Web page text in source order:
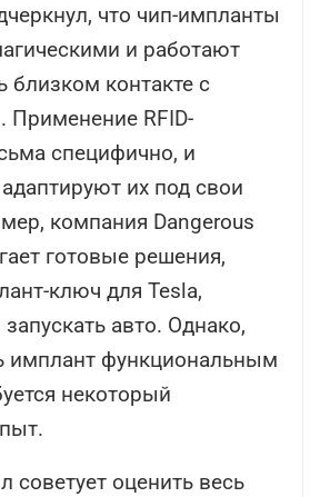
что чип-импланты
и работают
близком контакте с
Применение RFID-
специфично, и
их под свои
компания Dangerous
готовые решения,
ключ для Tesla,
авто. Однако,
имплант функциональным
некоторый
советует оценить весь